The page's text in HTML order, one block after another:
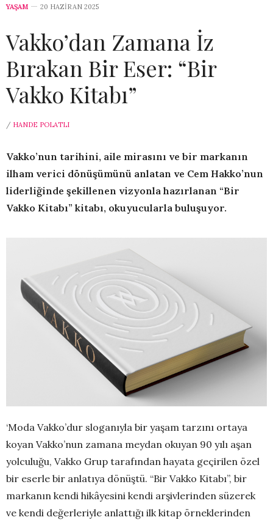
YAŞAM 20 HAZIRAN 2025
Vakko’dan Zamana İz
Bırakan Bir Eser: “Bir
Vakko Kitabı”
/ HANDE POLATLI
Vakko’nun tarihini, aile mirasını ve bir markanın
ilham verici dönüşümünü anlatan ve Cem Hakko’nun
liderliğinde şekillenen vizyonla hazırlanan “Bir
Vakko Kitabı” kitabı, okuyucularla buluşuyor.
‘Moda Vakko’dur sloganıyla bir yaşam tarzını ortaya
koyan Vakko’nun zamana meydan okuyan 90 yılı aşan
yolculuğu, Vakko Grup tarafından hayata geçirilen özel
bir eserle bir anlatıya dönüştü. “Bir Vakko Kitabı”, bir
markanın kendi hikâyesini kendi arşivlerinden süzerek
ve kendi değerleriyle anlattığı ilk kitap örneklerinden